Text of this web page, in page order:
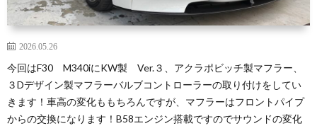
2026.05.26
今回はF30 M340iにKW製 Ver.３、アクラポビッチ製マフラー、
３Dデザイン製マフラーバルブコントローラーの取り付けをしてい
きます！車高の変化ももちろんですが、マフラーはフロントパイプ
からの交換になります！B58エンジン搭載ですのでサウンドの変化